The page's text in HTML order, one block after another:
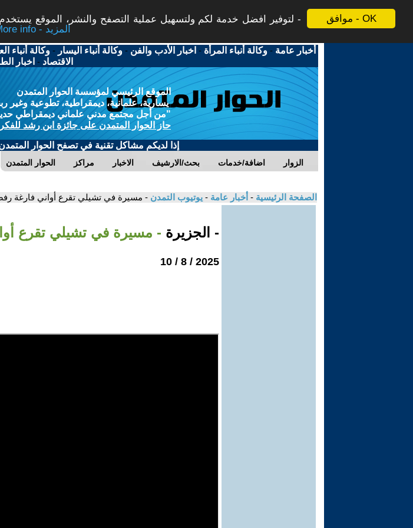
موافق - OK
لتوفير افضل خدمة لكم ولتسهيل عملية التصفح والنشر، الموقع
More info - المزيد
أخبار عامة -وكالة أنباء المرأة - اخبار الأدب والفن -وكالة أنباء اليسار -وكالة أنباء
الاقتصاد - اخبار
الموقع الرئيسي لمؤسسة الحوار المتمدن
يسارية، علمانية، ديمقراطية، تطوعية وغير
"من أجل مجتمع مدني علماني ديمقراطي حديث
حاز الحوار المتمدن على جائزة ابن رشد للفكر
إذا لديكم مشاكل تقنية في تصفح الحوار
الحوار المتمدن مراكز الاخبار بحث/الارشيف اضافة/خدمات الزوار
الصفحة الرئيسية - أخبار عامة - يوتيوب التمدن - مسيرة في تشيلي تقرع أواني فارغة
- الجزيرة - مسيرة في تشيلي تقرع
2025 / 8 / 10